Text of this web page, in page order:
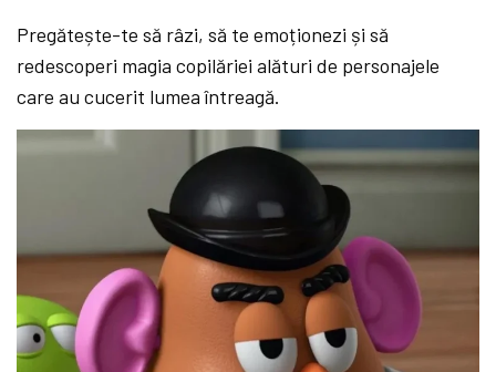
Pregătește-te să râzi, să te emoționezi și să
redescoperi magia copilăriei alături de personajele
care au cucerit lumea întreagă.